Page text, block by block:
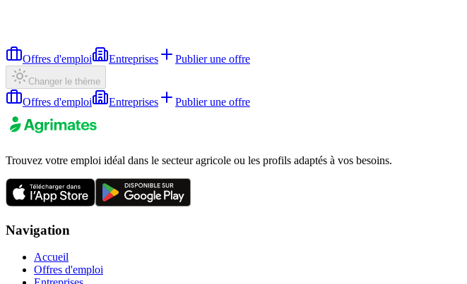
Offres d'emploi Entreprises Publier une offre
Changer le thème
Offres d'emploi Entreprises Publier une offre
Trouvez votre emploi idéal dans le secteur agricole ou les profils adaptés à vos besoins.
Navigation
Accueil
Offres d'emploi